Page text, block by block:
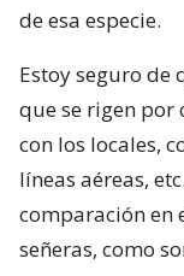
de esa especie.
Estoy seguro de
que se rigen por
con los locales,
líneas aéreas,
comparación en
señeras, como